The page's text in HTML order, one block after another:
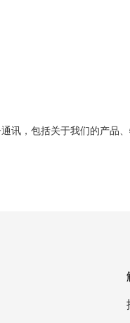
讯，包括关于我们的产品